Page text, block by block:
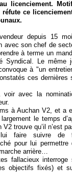
licenciement.
ce
depuis 15
avec son chef de
à terme un
Syndical. Le même
à "un
ces dernières
avec la
à Auchan V2, et a
le temps
trouve qu’il n’est
faire suivre de
pour lui
arrière…
fallacieux
objectifs fixés) et